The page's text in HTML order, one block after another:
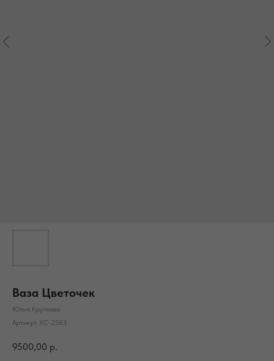
Ваза Цветочек
Юлия Крутеева
Артикул: ХС-2583
9500,00 р.